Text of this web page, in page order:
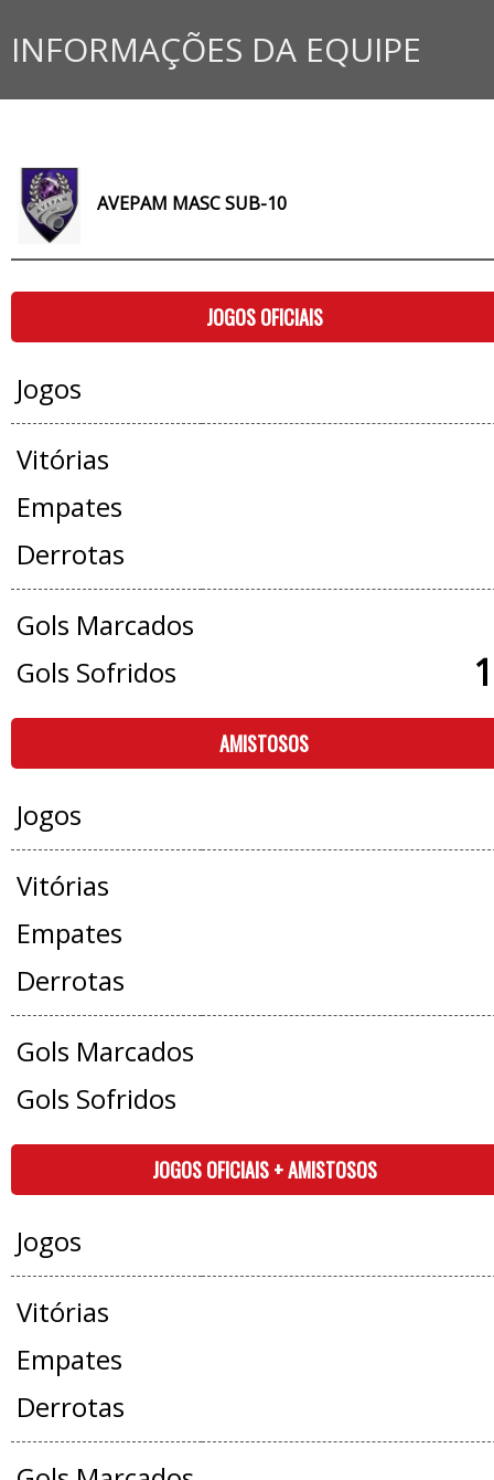
INFORMAÇÕES DA EQUIPE
AVEPAM MASC SUB-10
JOGOS OFICIAIS
Jogos
Vitórias
Empates
Derrotas
Gols Marcados
Gols Sofridos
AMISTOSOS
Jogos
Vitórias
Empates
Derrotas
Gols Marcados
Gols Sofridos
JOGOS OFICIAIS + AMISTOSOS
Jogos
Vitórias
Empates
Derrotas